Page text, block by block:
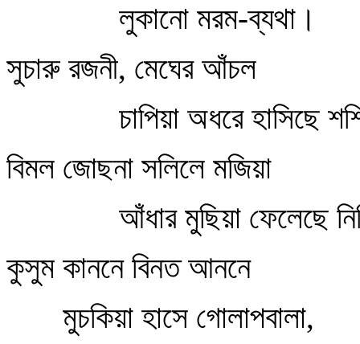
লুকানো মরম-ব্যথা।
সুচারু রজনী, মেঘের আঁচল
চাপিয়া অধরে হাসিছে
বিমল জোছনা সলিলে মজিয়া
আঁধার মুছিয়া ফেলেছে
কুসুম কাননে বিনত আননে
মুচকিয়া হাসে গোলাপবালা,